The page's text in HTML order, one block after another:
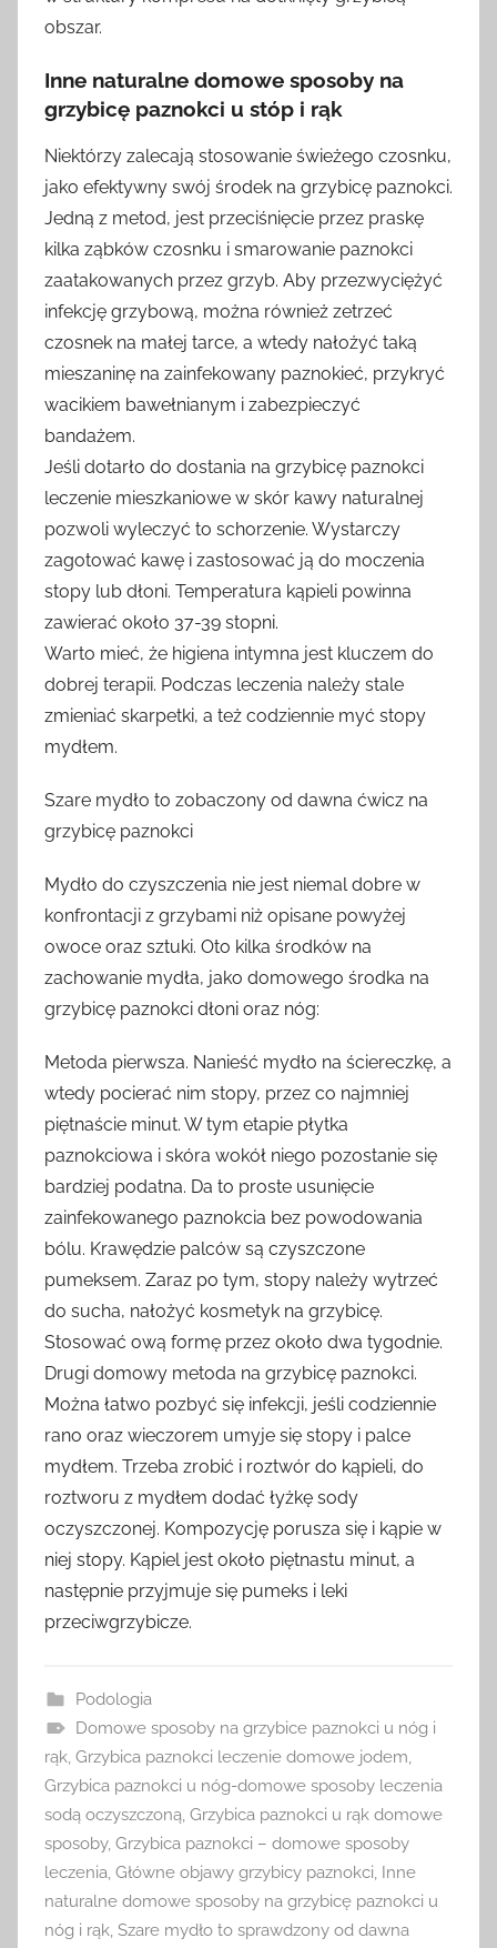
obszar.
Inne naturalne domowe sposoby na
grzybicę paznokci u stóp i rąk
Niektórzy zalecają stosowanie świeżego czosnku,
jako efektywny swój środek na grzybicę paznokci.
Jedną z metod, jest przeciśnięcie przez praskę
kilka ząbków czosnku i smarowanie paznokci
zaatakowanych przez grzyb. Aby przezwyciężyć
infekcję grzybową, można również zetrzeć
czosnek na małej tarce, a wtedy nałożyć taką
mieszaninę na zainfekowany paznokieć, przykryć
wacikiem bawełnianym i zabezpieczyć
bandażem.
Jeśli dotarło do dostania na grzybicę paznokci
leczenie mieszkaniowe w skór kawy naturalnej
pozwoli wyleczyć to schorzenie. Wystarczy
zagotować kawę i zastosować ją do moczenia
stopy lub dłoni. Temperatura kąpieli powinna
zawierać około 37-39 stopni.
Warto mieć, że higiena intymna jest kluczem do
dobrej terapii. Podczas leczenia należy stale
zmieniać skarpetki, a też codziennie myć stopy
mydłem.
Szare mydło to zobaczony od dawna ćwicz na
grzybicę paznokci
Mydło do czyszczenia nie jest niemal dobre w
konfrontacji z grzybami niż opisane powyżej
owoce oraz sztuki. Oto kilka środków na
zachowanie mydła, jako domowego środka na
grzybicę paznokci dłoni oraz nóg:
Metoda pierwsza. Nanieść mydło na ściereczkę, a
wtedy pocierać nim stopy, przez co najmniej
piętnaście minut. W tym etapie płytka
paznokciowa i skóra wokół niego pozostanie się
bardziej podatna. Da to proste usunięcie
zainfekowanego paznokcia bez powodowania
bólu. Krawędzie palców są czyszczone
pumeksem. Zaraz po tym, stopy należy wytrzeć
do sucha, nałożyć kosmetyk na grzybicę.
Stosować ową formę przez około dwa tygodnie.
Drugi domowy metoda na grzybicę paznokci.
Można łatwo pozbyć się infekcji, jeśli codziennie
rano oraz wieczorem umyje się stopy i palce
mydłem. Trzeba zrobić i roztwór do kąpieli, do
roztworu z mydłem dodać łyżkę sody
oczyszczonej. Kompozycję porusza się i kąpie w
niej stopy. Kąpiel jest około piętnastu minut, a
następnie przyjmuje się pumeks i leki
przeciwgrzybicze.
Podologia
Domowe sposoby na grzybice paznokci u nóg i
rąk, Grzybica paznokci leczenie domowe jodem,
Grzybica paznokci u nóg-domowe sposoby leczenia
sodą oczyszczoną, Grzybica paznokci u rąk domowe
sposoby, Grzybica paznokci – domowe sposoby
leczenia, Główne objawy grzybicy paznokci, Inne
naturalne domowe sposoby na grzybicę paznokci u
nóg i rąk, Szare mydło to sprawdzony od dawna